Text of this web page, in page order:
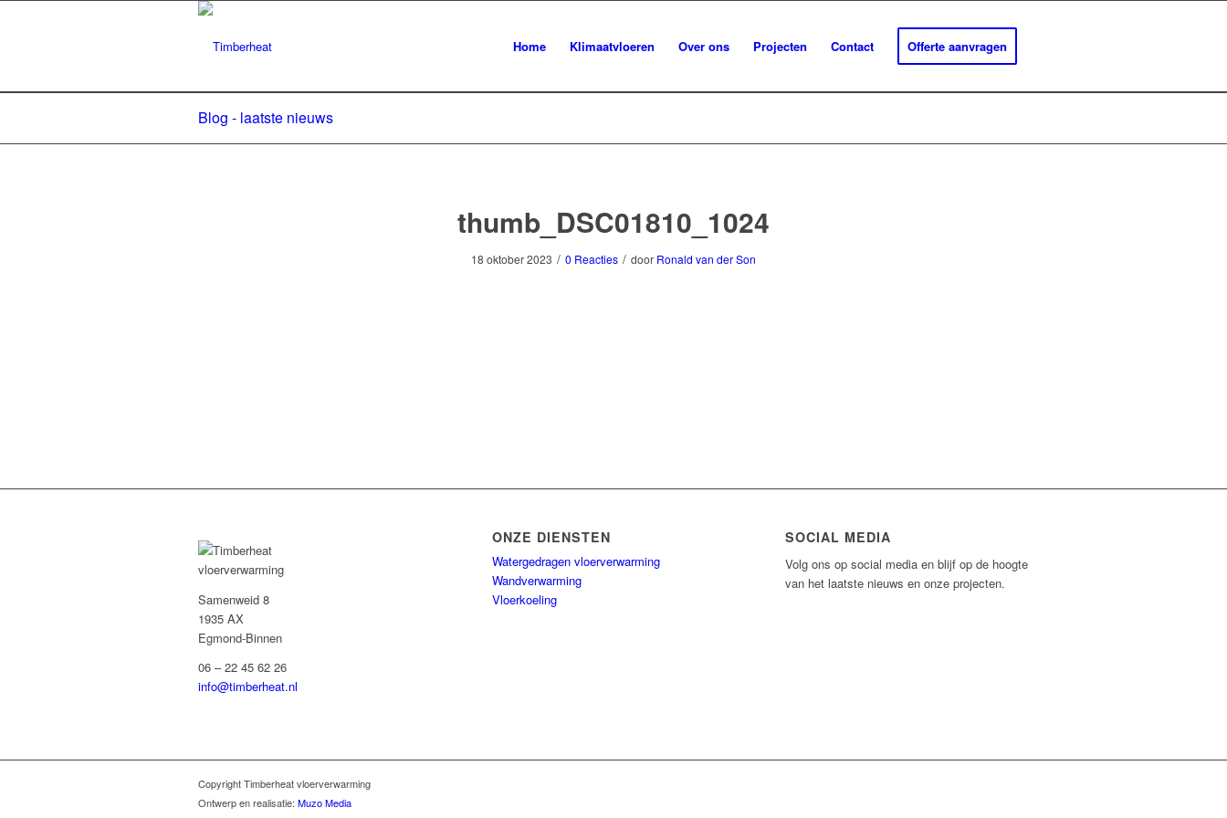
Home Klimaatvloeren Over ons Projecten Contact Offerte aanvragen
Blog - laatste nieuws
thumb_DSC01810_1024
18 oktober 2023 / 0 Reacties / door Ronald van der Son
Samenweid 8
1935 AX
Egmond-Binnen
06 – 22 45 62 26
info@timberheat.nl
ONZE DIENSTEN
Watergedragen vloerverwarming
Wandverwarming
Vloerkoeling
SOCIAL MEDIA
Volg ons op social media en blijf op de hoogte
van het laatste nieuws en onze projecten.
Copyright Timberheat vloerverwarming
Ontwerp en realisatie: Muzo Media